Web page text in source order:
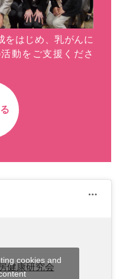
をはじめ、乳がんに
動をご支援くださ
健康研究会
cookies and